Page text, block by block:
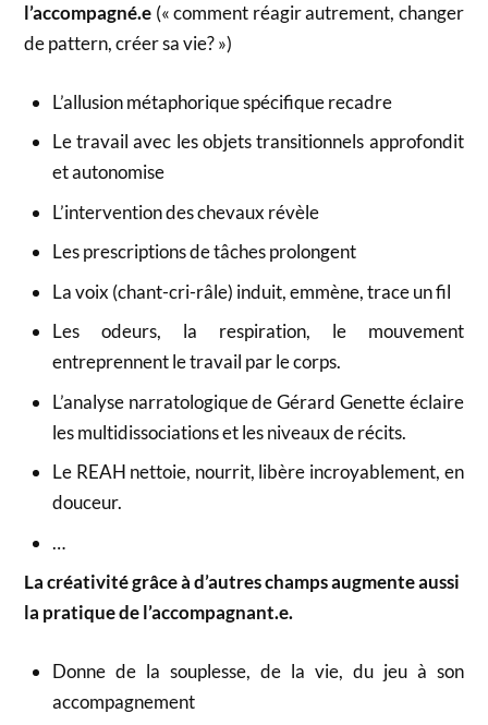
l’accompagné.e (« comment réagir autrement, changer
de pattern, créer sa vie? »)
L’allusion métaphorique spécifique recadre
Le travail avec les objets transitionnels approfondit
et autonomise
L’intervention des chevaux révèle
Les prescriptions de tâches prolongent
La voix (chant-cri-râle) induit, emmène, trace un fil
Les odeurs, la respiration, le mouvement
entreprennent le travail par le corps.
L’analyse narratologique de Gérard Genette éclaire
les multidissociations et les niveaux de récits.
Le REAH nettoie, nourrit, libère incroyablement, en
douceur.
…
La créativité grâce à d’autres champs augmente aussi
la pratique de l’accompagnant.e.
Donne de la souplesse, de la vie, du jeu à son
accompagnement